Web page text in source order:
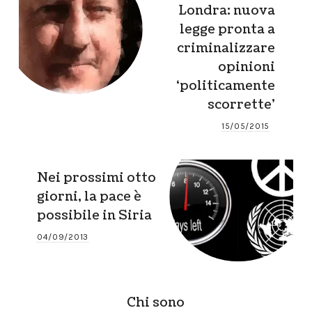
Londra: nuova
legge pronta a
criminalizzare
opinioni
‘politicamente
scorrette’
15/05/2015
Nei prossimi otto
giorni, la pace è
possibile in Siria
04/09/2013
Chi sono